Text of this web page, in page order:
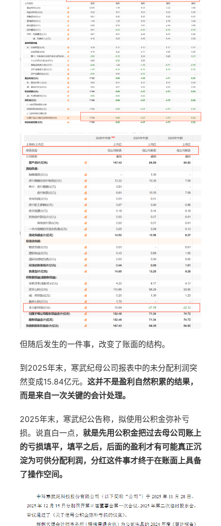
但随后发生的一件事，改变了账面的结构。
到2025年末，寒武纪母公司报表中的未分配利润突
然变成15.84亿元。 这并不是盈利自然积累的结果，
而是来自一次关键的会计处理。
2025年末，寒武纪公告称，拟使用公积金弥补亏
损。说直白一点， 就是先用公积金把过去母公司账上
的亏损填平，填平之后，后面的盈利才有可能真正沉
淀为可供分配利润，分红这件事才终于在账面上具备
了操作空间。